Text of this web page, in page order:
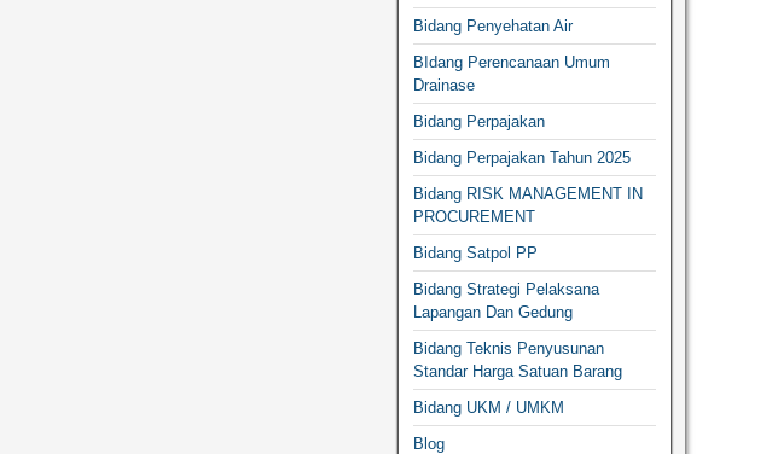
Bidang Penyehatan Air
BIdang Perencanaan Umum
Drainase
Bidang Perpajakan
Bidang Perpajakan Tahun 2025
Bidang RISK MANAGEMENT IN
PROCUREMENT
Bidang Satpol PP
Bidang Strategi Pelaksana
Lapangan Dan Gedung
Bidang Teknis Penyusunan
Standar Harga Satuan Barang
Bidang UKM / UMKM
Blog